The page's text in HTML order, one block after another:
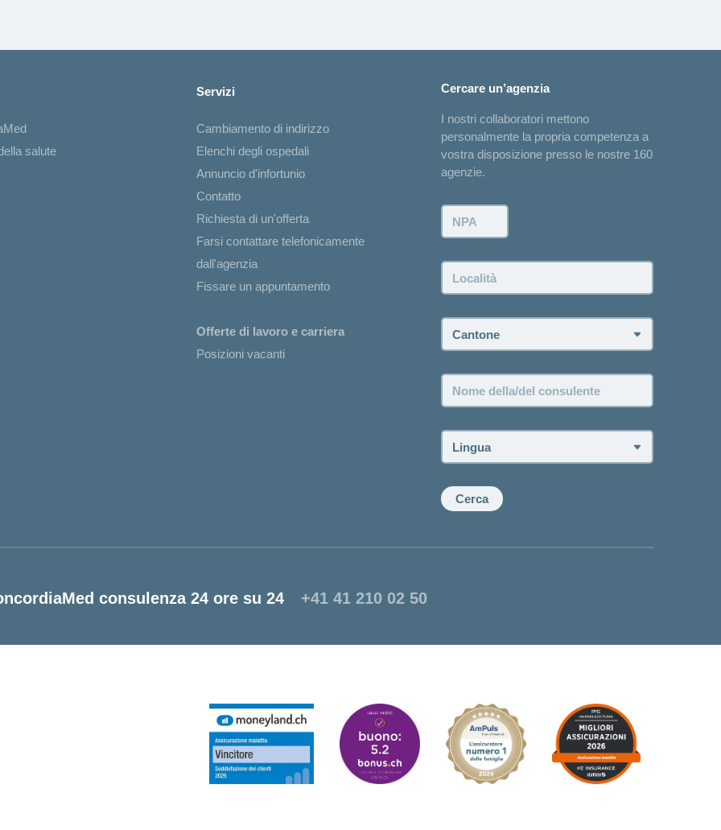
salute
Servizi
Cambiamento di indirizzo
Elenchi degli ospedali
Annuncio d'infortunio
Contatto
Richiesta di un'offerta
Farsi contattare telefonicamente
dall'agenzia
Fissare un appuntamento
Offerte di lavoro e carriera
Posizioni vacanti
Cercare un’agenzia
I nostri collaboratori mettono
personalmente la propria competenza a
vostra disposizione presso le nostre 160
agenzie.
NPA:
Località:
Cantone:
Nome
della/del
Lingua:
Cerca
consulenza 24 ore su 24 +41 41 210 02 50